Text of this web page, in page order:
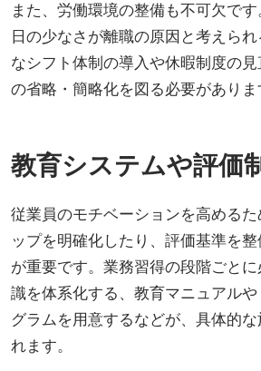
また、労働環境の整備も不可欠で
日の少なさが離職の原因と考えら
なシフト体制の導入や休暇制度の
の省略・簡略化を図る必要がありま
教育システムや評価
従業員のモチベーションを高める
ップを明確化したり、評価基準を
が重要です。業務習得の段階ごと
識を体系化する、教育マニュアル
グラムを用意するなどが、具体的
れます。